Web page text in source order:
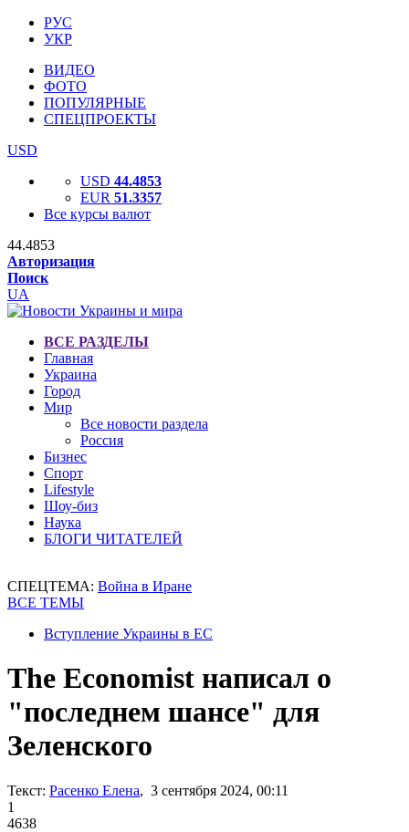
РУС
УКР
ВИДЕО
ФОТО
ПОПУЛЯРНЫЕ
СПЕЦПРОЕКТЫ
USD
USD 44.4853
EUR 51.3357
Все курсы валют
44.4853
Авторизация
Поиск
UA
ВСЕ РАЗДЕЛЫ
Главная
Украина
Город
Мир
Все новости раздела
Россия
Бизнес
Спорт
Lifestyle
Шоу-биз
Наука
БЛОГИ ЧИТАТЕЛЕЙ
СПЕЦТЕМА: Война в Иране
ВСЕ ТЕМЫ
Вступление Украины в ЕС
The Economist написал о
"последнем шансе" для
Зеленского
Текст: Расенко Елена, 3 сентября 2024, 00:11
1
4638